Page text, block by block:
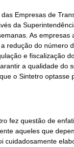
Empresas de
da
As
redução do número
e fiscalização
a qualidade do
o Sintetro
fez questão de
aqueles que
cuidadosamente